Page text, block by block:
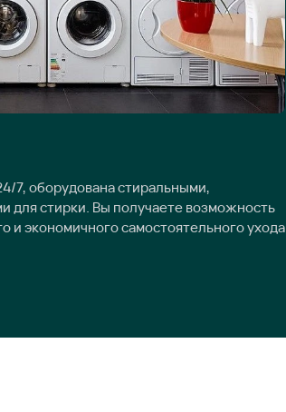
7, оборудована стиральными,
для стирки. Вы получаете возможность
и экономичного самостоятельного ухода